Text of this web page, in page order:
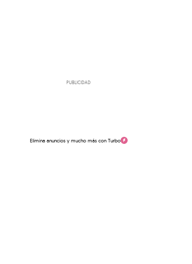
PUBLICIDAD
Elimina anuncios y mucho más con Turbo